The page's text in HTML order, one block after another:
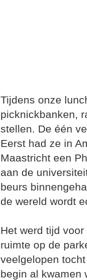
Tijdens onze
picknickbanken,
stellen. De één
Eerst had ze in
Maastricht een
aan de
beurs
de wereld wordt
Het werd tijd
ruimte op de
veelgelopen
begin al kwamen